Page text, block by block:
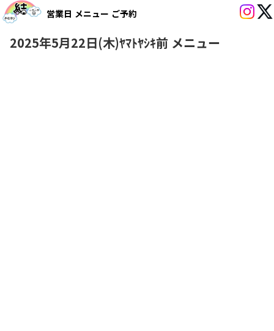
営業日 メニュー ご予約
2025年5月22日(木)ﾔﾏﾄﾔｼｷ前 メニュー